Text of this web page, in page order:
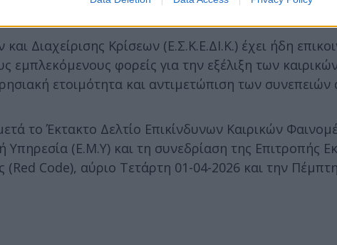
Διαχείρισης Κρίσεων (Ε.Σ.Κ.Ε.ΔΙ.Κ.) έχει ήδη
εμπλεκόμενους φορείς για την εξέλιξη των
ετοιμότητα και αντιμετώπιση των συνεπειών
το Έκτακτο Δελτίο Επικίνδυνων Καιρικών
(Ε.Μ.Υ) και τη συνεδρίαση της Επιτροπής
Code), αύριο Τετάρτη 01-04-2026 και την